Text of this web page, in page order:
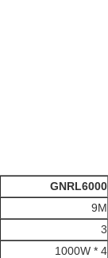
GNRL6000
9M
3
4 * 1000W